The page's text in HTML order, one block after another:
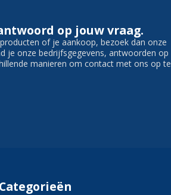
op jouw vraag.
of je aankoop, bezoek dan onze
je onze bedrijfsgegevens, antwoorden op
manieren om contact met ons op te
Categorieën